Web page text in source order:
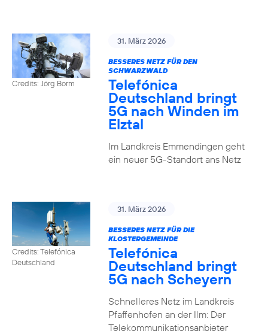
Credits: Jörg Borm
31. März 2026
BESSERES NETZ FÜR DEN
SCHWARZWALD
Telefónica
Deutschland bringt
5G nach Winden im
Elztal
Im Landkreis Emmendingen geht
ein neuer 5G-Standort ans Netz
Credits: Telefónica
Deutschland
31. März 2026
BESSERES NETZ FÜR DIE
KLOSTERGEMEINDE
Telefónica
Deutschland bringt
5G nach Scheyern
Schnelleres Netz im Landkreis
Pfaffenhofen an der Ilm: Der
Telekommunikationsanbieter